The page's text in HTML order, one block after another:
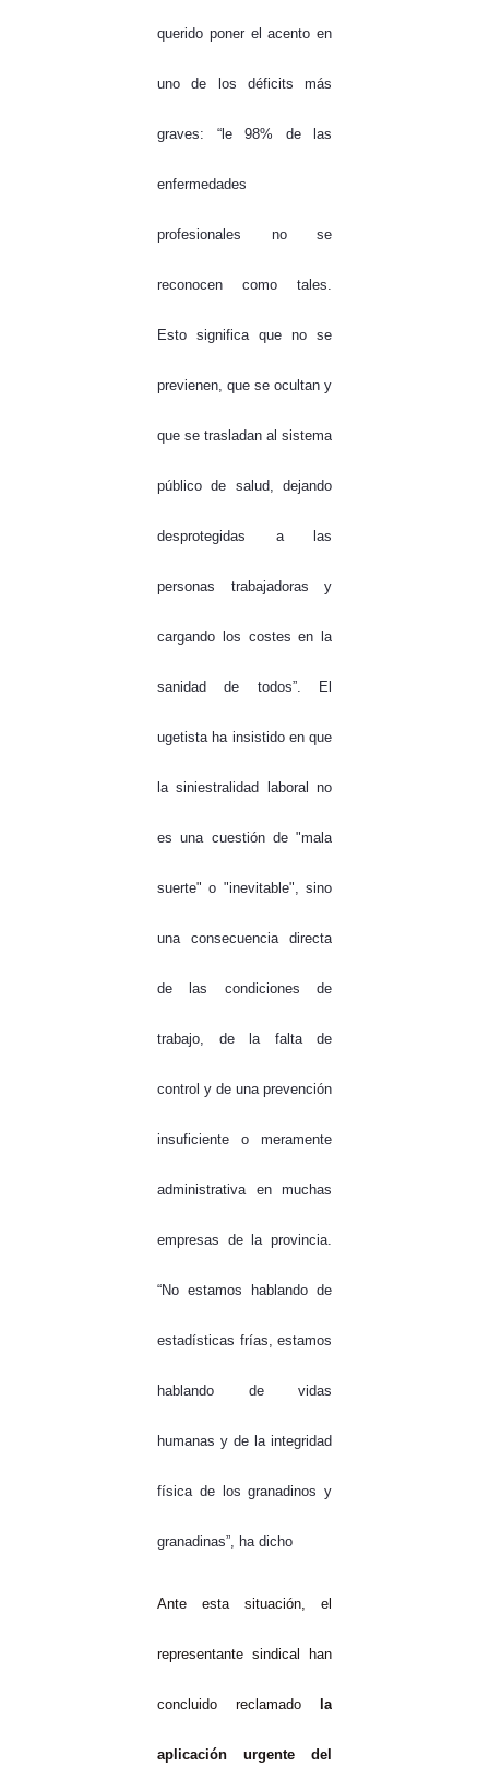
querido poner el acento en
uno de los déficits más
graves: “le 98% de las
enfermedades
profesionales no se
reconocen como tales.
Esto significa que no se
previenen, que se ocultan y
que se trasladan al sistema
público de salud, dejando
desprotegidas a las
personas trabajadoras y
cargando los costes en la
sanidad de todos”. El
ugetista ha insistido en que
la siniestralidad laboral no
es una cuestión de "mala
suerte" o "inevitable", sino
una consecuencia directa
de las condiciones de
trabajo, de la falta de
control y de una prevención
insuficiente o meramente
administrativa en muchas
empresas de la provincia.
“No estamos hablando de
estadísticas frías, estamos
hablando de vidas
humanas y de la integridad
física de los granadinos y
granadinas”, ha dicho
Ante esta situación, el
representante sindical han
concluido reclamado la
aplicación urgente del